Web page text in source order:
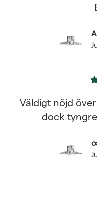
Väldigt nöjd
dock